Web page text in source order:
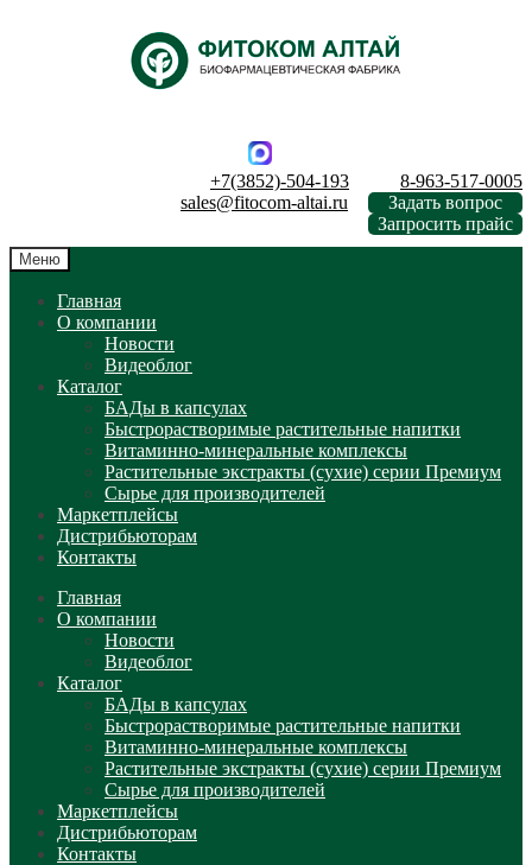
+7(3852)-504-193
8-963-517-0005
sales@fitocom-altai.ru
Задать вопрос
Запросить прайс
Меню
Главная
О компании
Новости
Видеоблог
Каталог
БАДы в капсулах
Быстрорастворимые растительные напитки
Витаминно-минеральные комплексы
Растительные экстракты (сухие) серии Премиум
Сырье для производителей
Маркетплейсы
Дистрибьюторам
Контакты
Главная
О компании
Новости
Видеоблог
Каталог
БАДы в капсулах
Быстрорастворимые растительные напитки
Витаминно-минеральные комплексы
Растительные экстракты (сухие) серии Премиум
Сырье для производителей
Маркетплейсы
Дистрибьюторам
Контакты